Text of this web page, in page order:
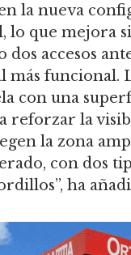
la nueva
lo que mejora
dos accesos
más funcional.
con una
reforzar la
la zona
con dos
ha